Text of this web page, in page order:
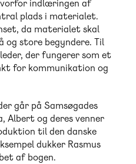
indlæringen af
plads i materialet.
da materialet skal
og store begyndere. Til
der fungerer som et
for kommunikation og
går på Samsøgades
Albert og deres venner
til den danske
dukker Rasmus
af bogen.